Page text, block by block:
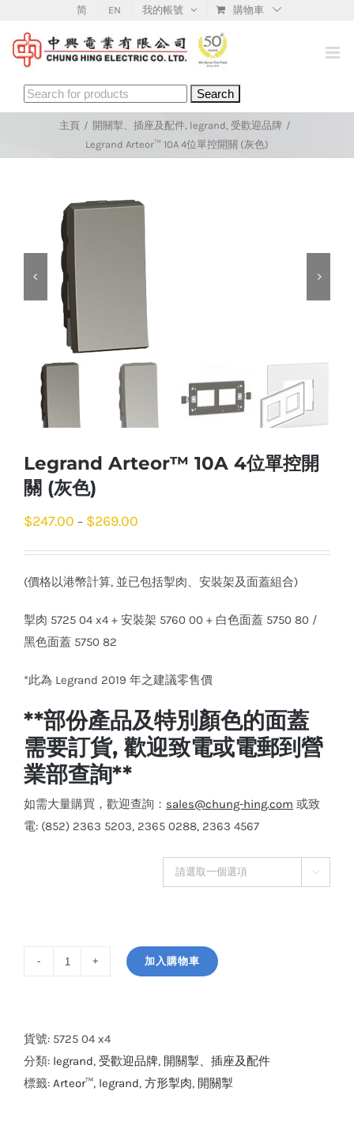
content
简 EN 我的帳號 購物車
Search
for:
主頁 / 開關掣、插座及配件, legrand, 受歡迎品牌 /
Legrand Arteor™ 10A 4位單控開關 (灰色)
 
Legrand Arteor™ 10A 4位單控開
關 (灰色)
$247.00 – $269.00
(價格以港幣計算, 並已包括掣肉、安裝架及面蓋組合)
掣肉 5725 04 x4 + 安裝架 5760 00 + 白色面蓋 5750 80 /
黑色面蓋 5750 82
*此為 Legrand 2019 年之建議零售價
**部份產品及特別顏色的面蓋
需要訂貨, 歡迎致電或電郵到營
業部查詢**
如需大量購買，歡迎查詢： sales@chung-hing.com 或致
電: (852) 2363 5203, 2365 0288, 2363 4567

4
位
單
加入購物車
貨號: 5725 04 x4
分類: legrand, 受歡迎品牌, 開關掣、插座及配件
標籤: Arteor™, legrand, 方形掣肉, 開關掣